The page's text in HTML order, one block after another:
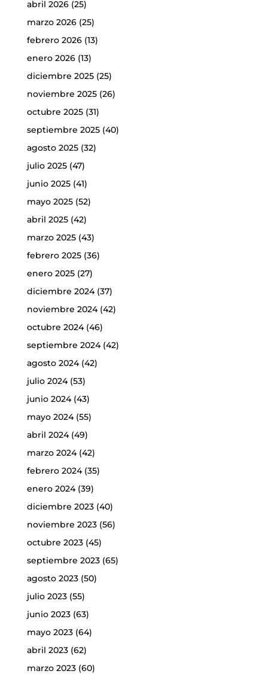
abril 2026(25)
marzo 2026(25)
febrero 2026(13)
enero 2026(13)
diciembre 2025(25)
noviembre 2025(26)
octubre 2025(31)
septiembre 2025(40)
agosto 2025(32)
julio 2025(47)
junio 2025(41)
mayo 2025(52)
abril 2025(42)
marzo 2025(43)
febrero 2025(36)
enero 2025(27)
diciembre 2024(37)
noviembre 2024(42)
octubre 2024(46)
septiembre 2024(42)
agosto 2024(42)
julio 2024(53)
junio 2024(43)
mayo 2024(55)
abril 2024(49)
marzo 2024(42)
febrero 2024(35)
enero 2024(39)
diciembre 2023(40)
noviembre 2023(56)
octubre 2023(45)
septiembre 2023(65)
agosto 2023(50)
julio 2023(55)
junio 2023(63)
mayo 2023(64)
abril 2023(62)
marzo 2023(60)